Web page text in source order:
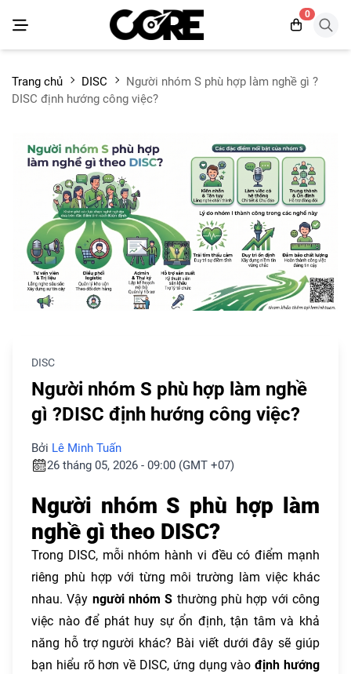
0
Trang chủ DISC
Người nhóm S phù hợp làm nghề gì ?
DISC định hướng công việc?
DISC
Người nhóm S phù hợp làm nghề
gì ?DISC định hướng công việc?
Bởi Lê Minh Tuấn
26 tháng 05, 2026 - 09:00 (GMT +07)
Người nhóm S phù hợp làm
nghề gì theo DISC?
Trong DISC, mỗi nhóm hành vi đều có điểm mạnh
riêng phù hợp với từng môi trường làm việc khác
nhau. Vậy người nhóm S thường phù hợp với công
việc nào để phát huy sự ổn định, tận tâm và khả
năng hỗ trợ người khác? Bài viết dưới đây sẽ giúp
bạn hiểu rõ hơn về DISC, ứng dụng vàođịnh hướng